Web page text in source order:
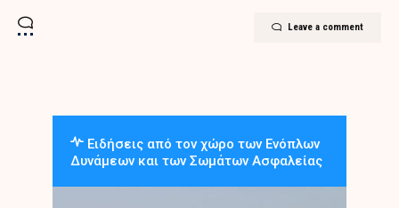
Leave a comment
Ειδήσεις από τον χώρο των Ενόπλων
Δυνάμεων και των Σωμάτων Ασφαλείας